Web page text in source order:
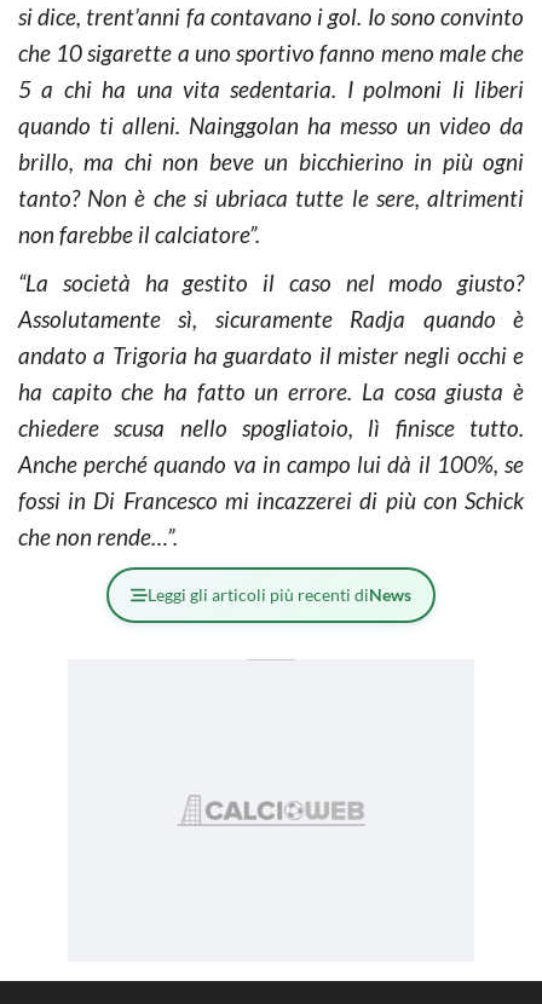
si dice, trent’anni fa contavano i gol. Io sono convinto
che 10 sigarette a uno sportivo fanno meno male che
5 a chi ha una vita sedentaria. I polmoni li liberi
quando ti alleni. Nainggolan ha messo un video da
brillo, ma chi non beve un bicchierino in più ogni
tanto? Non è che si ubriaca tutte le sere, altrimenti
non farebbe il calciatore”.
“La società ha gestito il caso nel modo giusto?
Assolutamente sì, sicuramente Radja quando è
andato a Trigoria ha guardato il mister negli occhi e
ha capito che ha fatto un errore. La cosa giusta è
chiedere scusa nello spogliatoio, lì finisce tutto.
Anche perché quando va in campo lui dà il 100%, se
fossi in Di Francesco mi incazzerei di più con Schick
che non rende…”.
Leggi gli articoli più recenti diNews